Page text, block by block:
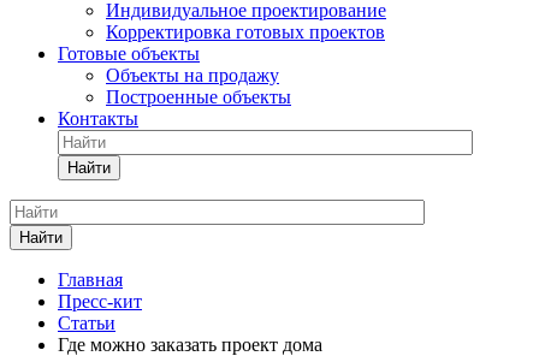
Индивидуальное проектирование
Корректировка готовых проектов
Готовые объекты
Объекты на продажу
Построенные объекты
Контакты
Найти
Найти
Главная
Пресс-кит
Статьи
Где можно заказать проект дома